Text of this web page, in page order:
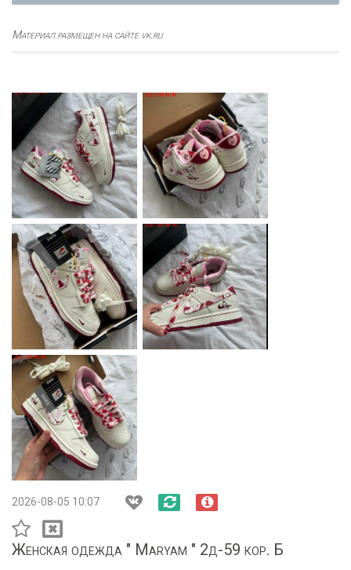
Материал размещен на сайте vk.ru
2026-08-05 10:07
Женская одежда " Maryam " 2д-59 кор. Б